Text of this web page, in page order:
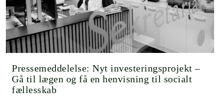
Pressemeddelelse: Nyt investeringsprojekt –
Gå til lægen og få en henvisning til socialt
fællesskab